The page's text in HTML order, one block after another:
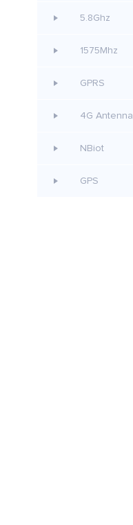
5.8Ghz
1575Mhz
GPRS
4G Antenna
NBiot
GPS